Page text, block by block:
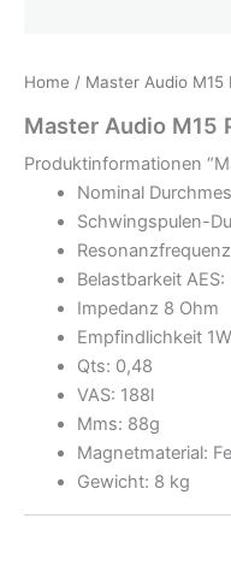
Home / Master Audio M15
Master Audio M15
Produktinformationen
Nominal
Schwingspulen-
Belastbarkeit
Impedanz 8 Ohm
Empfindlichkeit
Qts: 0,48
VAS: 188l
Mms: 88g
Magnetmaterial:
Gewicht: 8 kg